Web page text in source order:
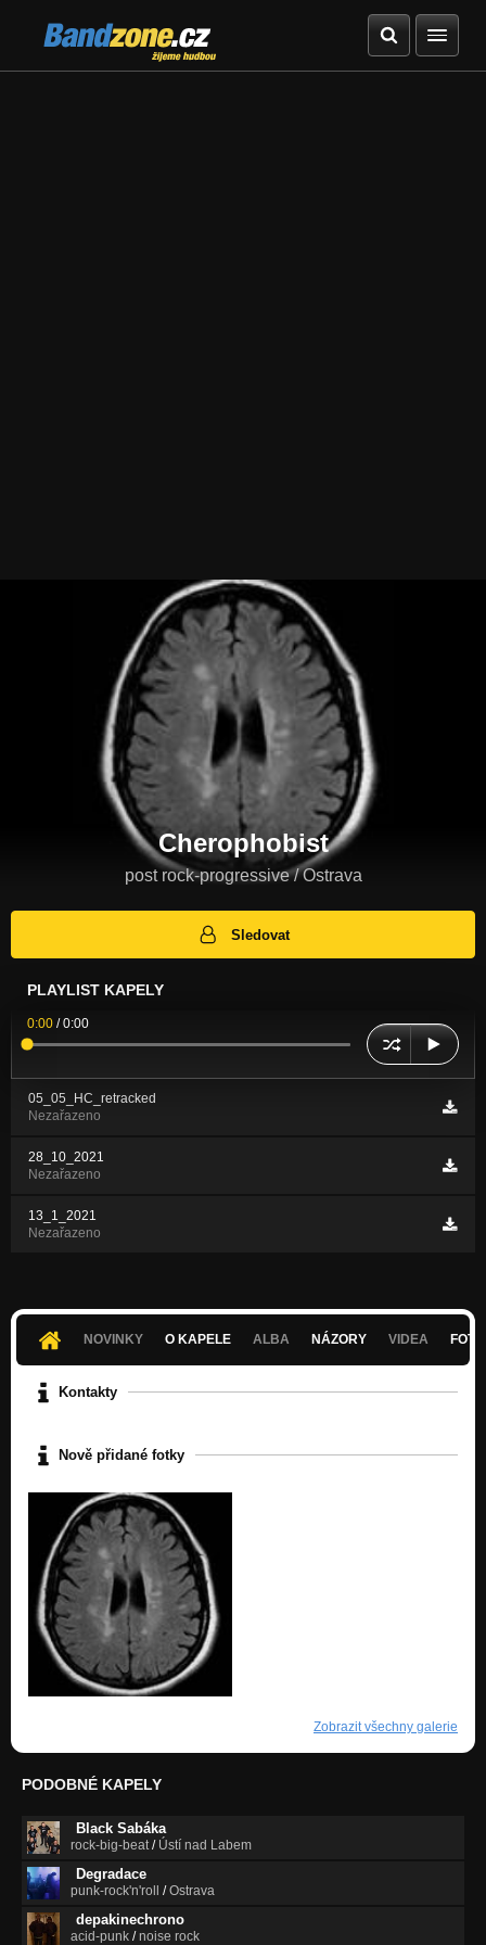
Bandzone.cz
žijeme hudbou
Cherophobist
post rock-progressive / Ostrava
Sledovat
PLAYLIST KAPELY
0:00 /0:00
05_05_HC_retracked
Nezařazeno
28_10_2021
Nezařazeno
13_1_2021
Nezařazeno
NOVINKY O KAPELE ALBA NÁZORY VIDEA
Kontakty
Nově přidané fotky
Zobrazit všechny galerie
PODOBNÉ KAPELY
Black Sabáka
rock-big-beat / Ústí nad Labem
Degradace
punk-rock'n'roll /Ostrava
depakinechrono
acid-punk /noise rock